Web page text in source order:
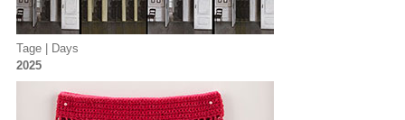
Tage | Days
2025